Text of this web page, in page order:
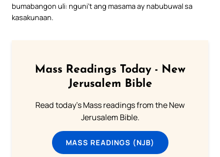
bumabangon uli: nguni’t ang masama ay nabubuwal sa
kasakunaan.
Mass Readings Today - New
Jerusalem Bible
Read today's Mass readings from the New
Jerusalem Bible.
MASS READINGS (NJB)